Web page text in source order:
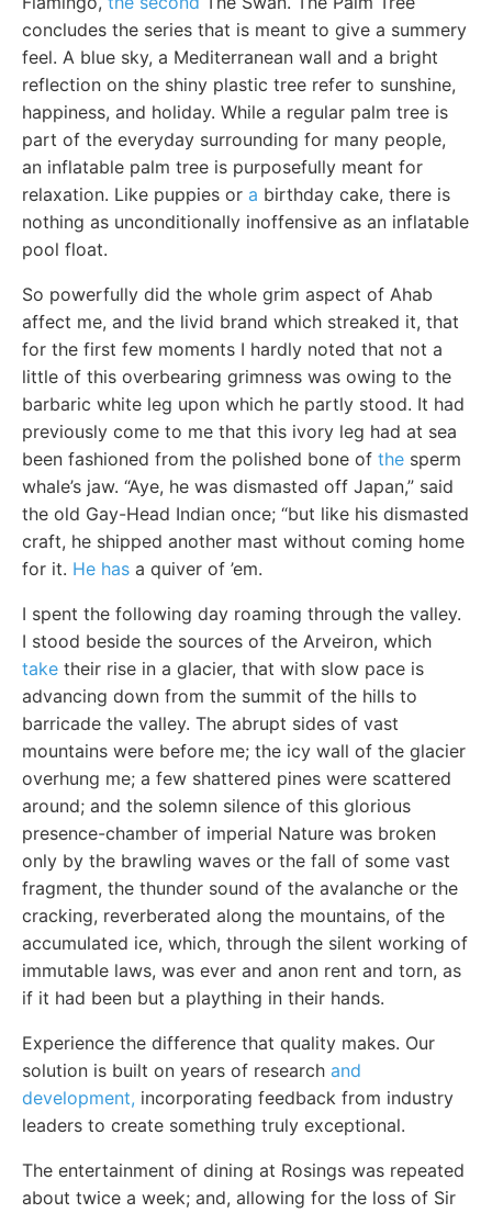
concludes the series that is meant to give a summery
feel. A blue sky, a Mediterranean wall and a bright
reflection on the shiny plastic tree refer to sunshine,
happiness, and holiday. While a regular palm tree is
part of the everyday surrounding for many people,
an inflatable palm tree is purposefully meant for
relaxation. Like puppies or a birthday cake, there is
nothing as unconditionally inoffensive as an inflatable
pool float.
So powerfully did the whole grim aspect of Ahab
affect me, and the livid brand which streaked it, that
for the first few moments I hardly noted that not a
little of this overbearing grimness was owing to the
barbaric white leg upon which he partly stood. It had
previously come to me that this ivory leg had at sea
been fashioned from the polished bone of the sperm
whale’s jaw. “Aye, he was dismasted off Japan,” said
the old Gay-Head Indian once; “but like his dismasted
craft, he shipped another mast without coming home
for it. He has a quiver of ’em.
I spent the following day roaming through the valley.
I stood beside the sources of the Arveiron, which
take their rise in a glacier, that with slow pace is
advancing down from the summit of the hills to
barricade the valley. The abrupt sides of vast
mountains were before me; the icy wall of the glacier
overhung me; a few shattered pines were scattered
around; and the solemn silence of this glorious
presence-chamber of imperial Nature was broken
only by the brawling waves or the fall of some vast
fragment, the thunder sound of the avalanche or the
cracking, reverberated along the mountains, of the
accumulated ice, which, through the silent working of
immutable laws, was ever and anon rent and torn, as
if it had been but a plaything in their hands.
Experience the difference that quality makes. Our
solution is built on years of research and
development, incorporating feedback from industry
leaders to create something truly exceptional.
The entertainment of dining at Rosings was repeated
about twice a week; and, allowing for the loss of Sir